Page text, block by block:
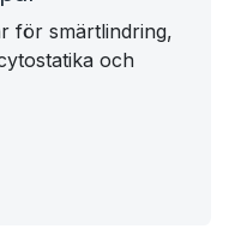
för
gynekologisk